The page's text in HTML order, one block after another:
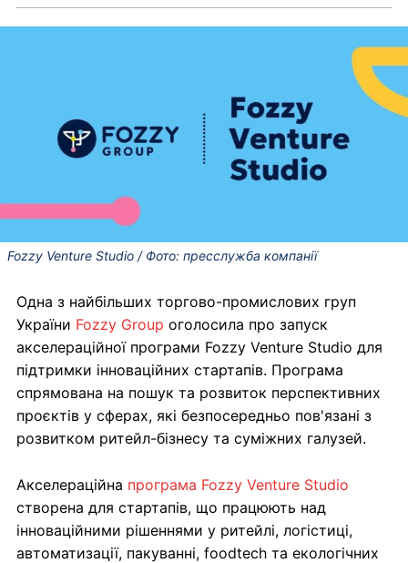
Fozzy Venture Studio / Фото: пресслужба компанії
Одна з найбільших торгово-промислових груп
України Fozzy Group оголосила про запуск
акселераційної програми Fozzy Venture Studio для
підтримки інноваційних стартапів. Програма
спрямована на пошук та розвиток перспективних
проєктів у сферах, які безпосередньо пов'язані з
розвитком ритейл-бізнесу та суміжних галузей.
Акселераційна програма Fozzy Venture Studio
створена для стартапів, що працюють над
інноваційними рішеннями у ритейлі, логістиці,
автоматизації, пакуванні, foodtech та екологічних